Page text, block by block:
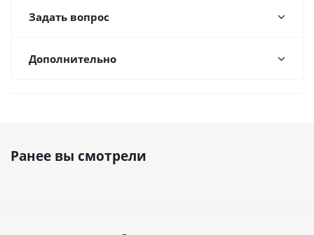
Задать вопрос
Дополнительно
Ранее вы смотрели